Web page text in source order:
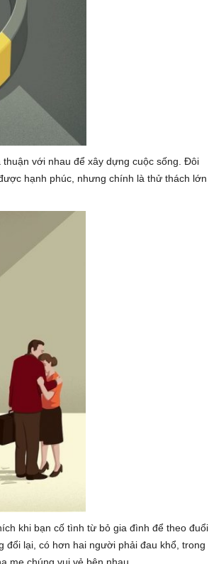
với nhau để xây dựng cuộc sống. Đôi
hạnh phúc, nhưng chính là thử thách lớn
khi bạn cố tình từ bỏ gia đình để theo đuổi
đổi lại, có hơn hai người phải đau khổ, trong
mẹ chúng vui vẻ bên nhau.